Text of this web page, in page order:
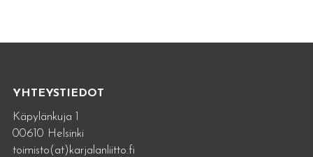
YHTEYSTIEDOT
Käpylänkuja 1
00610 Helsinki
toimisto(at)karjalanliitto.fi